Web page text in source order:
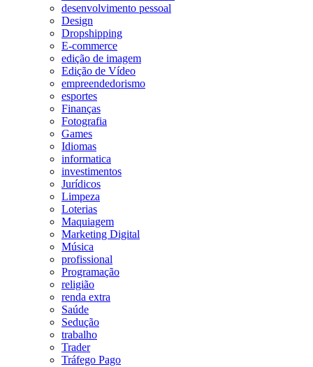
desenvolvimento pessoal
Design
Dropshipping
E-commerce
edição de imagem
Edição de Vídeo
empreendedorismo
esportes
Finanças
Fotografia
Games
Idiomas
informatica
investimentos
Jurídicos
Limpeza
Loterias
Maquiagem
Marketing Digital
Música
profissional
Programação
religião
renda extra
Saúde
Sedução
trabalho
Trader
Tráfego Pago